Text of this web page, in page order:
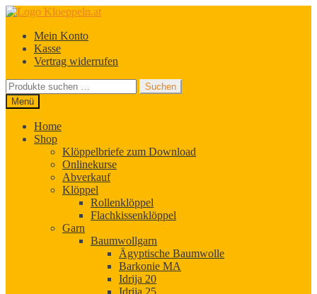
Zur
springen
Zum
springenMein Konto
Kasse
Vertrag widerrufen
Suchen
nach:
Suchen
Menü
Home
Shop
Klöppelbriefe zum Download
Onlinekurse
Abverkauf
Klöppel
Rollenklöppel
Flachkissenklöppel
Garn
Baumwollgarn
Ägyptische Baumwolle
Barkonie MA
Idrija 20
Idrija 25